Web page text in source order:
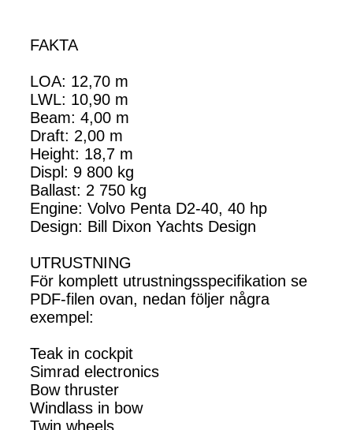
FAKTA
LOA: 12,70 m
LWL: 10,90 m
Beam: 4,00 m
Draft: 2,00 m
Height: 18,7 m
Displ: 9 800 kg
Ballast: 2 750 kg
Engine: Volvo Penta D2-40, 40 hp
Design: Bill Dixon Yachts Design
UTRUSTNING
För komplett utrustningsspecifikation se
PDF-filen ovan, nedan följer några
exempel:
Teak in cockpit
Simrad electronics
Bow thruster
Windlass in bow
Twin wheels